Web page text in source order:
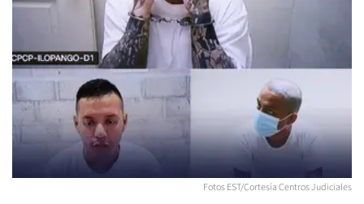
Fotos EST/Cortesía Centros Judiciales